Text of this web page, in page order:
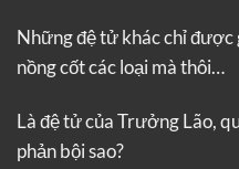
Những đệ tử khác chỉ được
nồng cốt các loại mà thôi…
Là đệ tử của Trưởng Lão,
phản bội sao?